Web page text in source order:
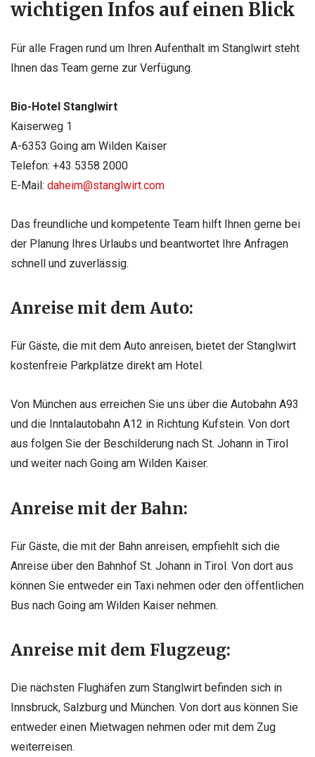
wichtigen Infos auf einen Blick
Für alle Fragen rund um Ihren Aufenthalt im Stanglwirt steht
Ihnen das Team gerne zur Verfügung.
Bio-Hotel Stanglwirt
Kaiserweg 1
A-6353 Going am Wilden Kaiser
Telefon: +43 5358 2000
E-Mail: daheim@stanglwirt.com
Das freundliche und kompetente Team hilft Ihnen gerne bei
der Planung Ihres Urlaubs und beantwortet Ihre Anfragen
schnell und zuverlässig.
Anreise mit dem Auto:
Für Gäste, die mit dem Auto anreisen, bietet der Stanglwirt
kostenfreie Parkplätze direkt am Hotel.
Von München aus erreichen Sie uns über die Autobahn A93
und die Inntalautobahn A12 in Richtung Kufstein. Von dort
aus folgen Sie der Beschilderung nach St. Johann in Tirol
und weiter nach Going am Wilden Kaiser.
Anreise mit der Bahn:
Für Gäste, die mit der Bahn anreisen, empfiehlt sich die
Anreise über den Bahnhof St. Johann in Tirol. Von dort aus
können Sie entweder ein Taxi nehmen oder den öffentlichen
Bus nach Going am Wilden Kaiser nehmen.
Anreise mit dem Flugzeug:
Die nächsten Flughäfen zum Stanglwirt befinden sich in
Innsbruck, Salzburg und München. Von dort aus können Sie
entweder einen Mietwagen nehmen oder mit dem Zug
weiterreisen.